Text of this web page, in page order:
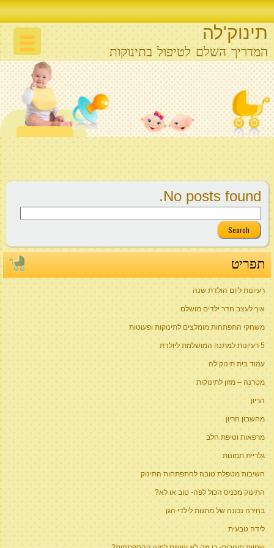
תינוק'לה
המדריך השלם לטיפול בתינוקות
No posts found.
תפריט
רעיונות ליום הולדת שנה
איך לעצב חדר ילדים מושלם
משחקי התפתחות מומלצים לתינוקות ופעוטות
5 רעיונות למתנה המושלמת ליולדת
עמוד בית תינוק’לה
מטרנה – מזון לתינוקות
הריון
מחשבון הריון
מרפאות וטיפת חלב
גלריית תמונות
חשיבות מטפלת טובה להתפתחות התינוק
התינוק מכניס הכול לפה- טוב או לא?
בחירה נכונה של מתנות לילדי הגן
לידה טבעית